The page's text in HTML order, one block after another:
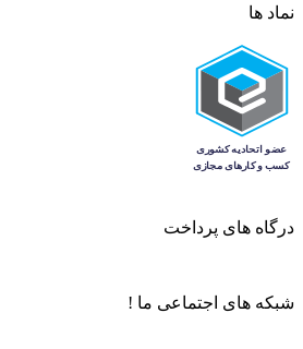
نماد ها
درگاه های پرداخت
شبکه های اجتماعی ما !